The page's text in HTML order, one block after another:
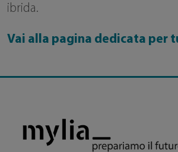
ibrida.
Vai alla pagina dedicata per